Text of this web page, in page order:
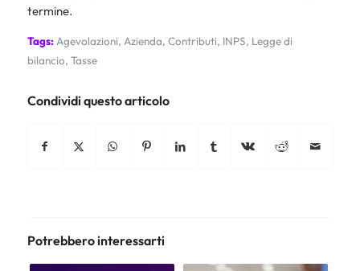
termine.
Tags:Agevolazioni, Azienda, Contributi, INPS, Legge di
bilancio, Tasse
Condividi questo articolo
Potrebbero interessarti